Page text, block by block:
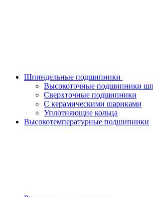
Шпиндельные подшипники
Высокоточные подшипники
Сверхточные подшипники
С керамическими шариками
Уплотняющие кольца
Высокотемпературные подшипники